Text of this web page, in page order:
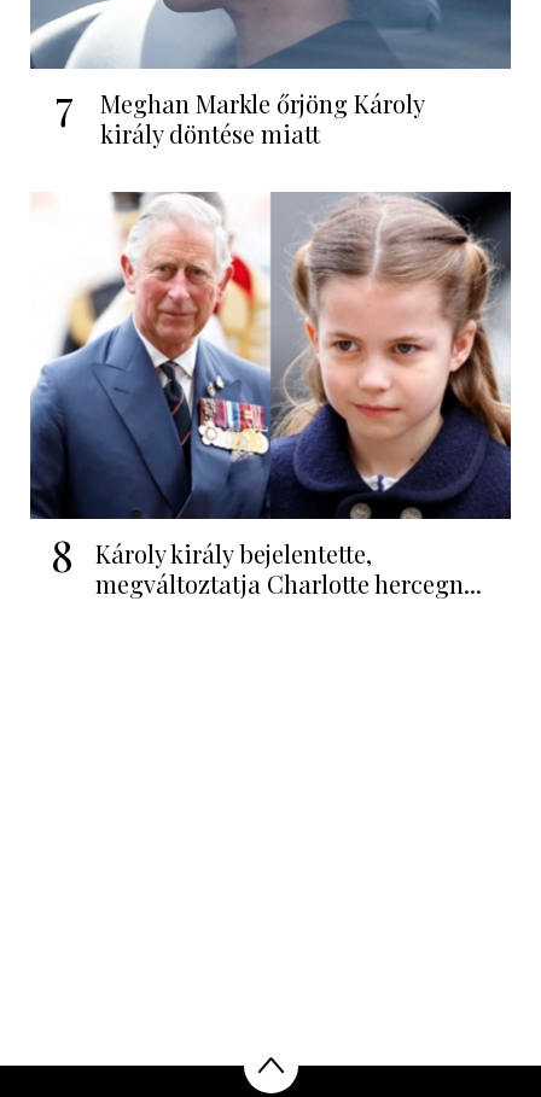
7
Meghan Markle őrjöng Károly
király döntése miatt
8
Károly király bejelentette,
megváltoztatja Charlotte hercegn...